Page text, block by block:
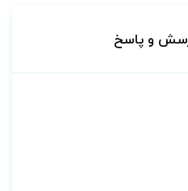
ارشد می‌باشد.
و پاسخ